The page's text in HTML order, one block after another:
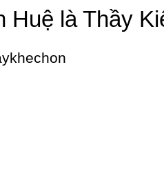
Huệ là Thầy